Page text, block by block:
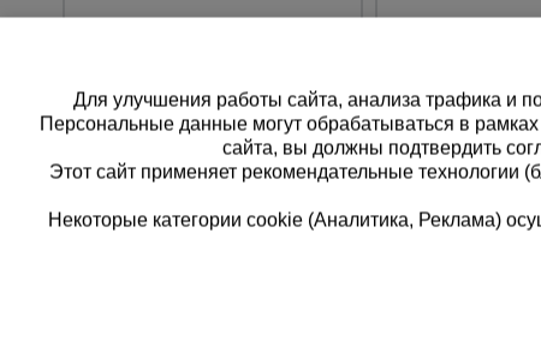
Для улучшения работы сайта, анализа трафика и
Персональные данные могут обрабатываться в рамках
сайта, вы должны подтвердить
Этот сайт применяет рекомендательные
Некоторые категории cookie (Аналитика, Реклама)